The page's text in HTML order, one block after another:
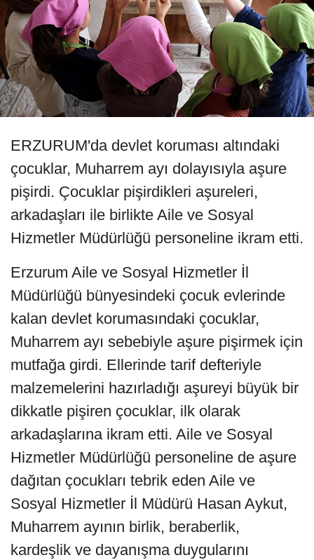
ERZURUM'da devlet koruması altındaki
çocuklar, Muharrem ayı dolayısıyla aşure
pişirdi. Çocuklar pişirdikleri aşureleri,
arkadaşları ile birlikte Aile ve Sosyal
Hizmetler Müdürlüğü personeline ikram etti.
Erzurum Aile ve Sosyal Hizmetler İl
Müdürlüğü bünyesindeki çocuk evlerinde
kalan devlet korumasındaki çocuklar,
Muharrem ayı sebebiyle aşure pişirmek için
mutfağa girdi. Ellerinde tarif defteriyle
malzemelerini hazırladığı aşureyi büyük bir
dikkatle pişiren çocuklar, ilk olarak
arkadaşlarına ikram etti. Aile ve Sosyal
Hizmetler Müdürlüğü personeline de aşure
dağıtan çocukları tebrik eden Aile ve
Sosyal Hizmetler İl Müdürü Hasan Aykut,
Muharrem ayının birlik, beraberlik,
kardeşlik ve dayanışma duygularını